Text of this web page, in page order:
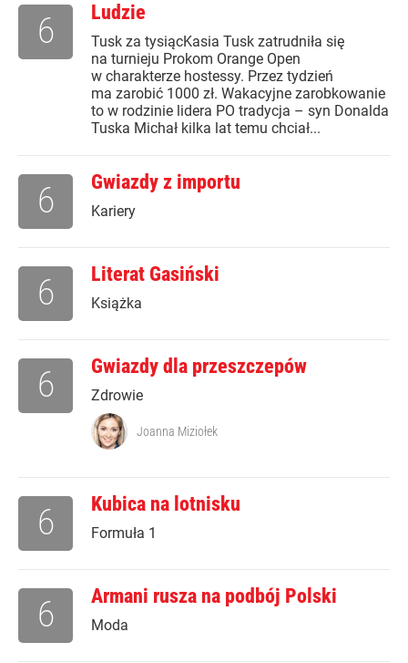
Ludzie
Tusk za tysiącKasia Tusk zatrudniła się
na turnieju Prokom Orange Open
w charakterze hostessy. Przez tydzień
ma zarobić 1000 zł. Wakacyjne zarobkowanie
to w rodzinie lidera PO tradycja – syn Donalda
Tuska Michał kilka lat temu chciał...
6
Gwiazdy z importu
Kariery
6
Literat Gasiński
Książka
6
Gwiazdy dla przeszczepów
Zdrowie
6
Joanna Miziołek
Kubica na lotnisku
Formuła 1
6
Armani rusza na podbój Polski
Moda
6